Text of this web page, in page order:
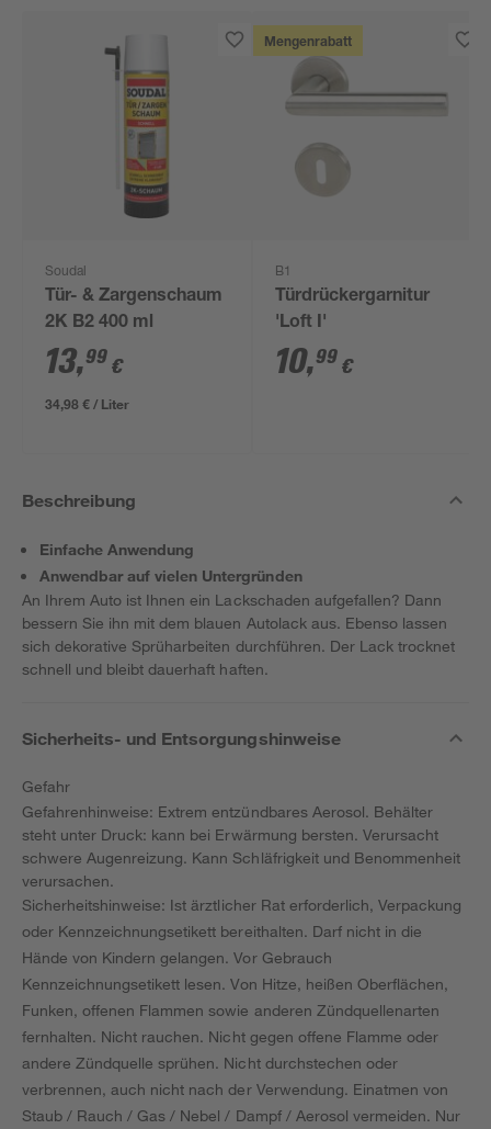
Soudal
Tür- & Zargenschaum
2K B2 400 ml
13,99 €
34,98 € / Liter
Mengenrabatt
B1
Türdrückergarnitur
'Loft I'
10,99 €
Beschreibung
Einfache Anwendung
Anwendbar auf vielen Untergründen
An Ihrem Auto ist Ihnen ein Lackschaden aufgefallen? Dann
bessern Sie ihn mit dem blauen Autolack aus. Ebenso lassen
sich dekorative Sprüharbeiten durchführen. Der Lack trocknet
schnell und bleibt dauerhaft haften.
Sicherheits- und Entsorgungshinweise
Gefahr
Gefahrenhinweise: Extrem entzündbares Aerosol. Behälter
steht unter Druck: kann bei Erwärmung bersten. Verursacht
schwere Augenreizung. Kann Schläfrigkeit und Benommenheit
verursachen.
Sicherheitshinweise: Ist ärztlicher Rat erforderlich, Verpackung
oder Kennzeichnungsetikett bereithalten. Darf nicht in die
Hände von Kindern gelangen. Vor Gebrauch
Kennzeichnungsetikett lesen. Von Hitze, heißen Oberflächen,
Funken, offenen Flammen sowie anderen Zündquellenarten
fernhalten. Nicht rauchen. Nicht gegen offene Flamme oder
andere Zündquelle sprühen. Nicht durchstechen oder
verbrennen, auch nicht nach der Verwendung. Einatmen von
Staub / Rauch / Gas / Nebel / Dampf / Aerosol vermeiden. Nur